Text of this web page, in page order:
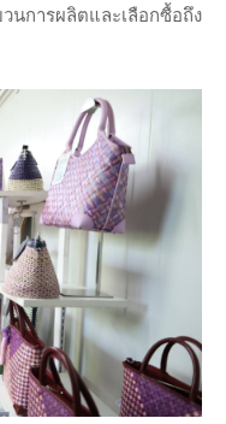
นการผลิตและเลือกซื้อถึง